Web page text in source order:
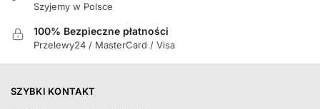
Szyjemy w Polsce
100% Bezpieczne płatności
Przelewy24 / MasterCard / Visa
SZYBKI KONTAKT